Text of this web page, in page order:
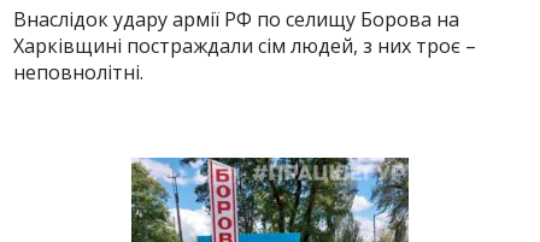
Внаслідок удару армії РФ по селищу Борова на
Харківщині постраждали сім людей, з них троє –
неповнолітні.